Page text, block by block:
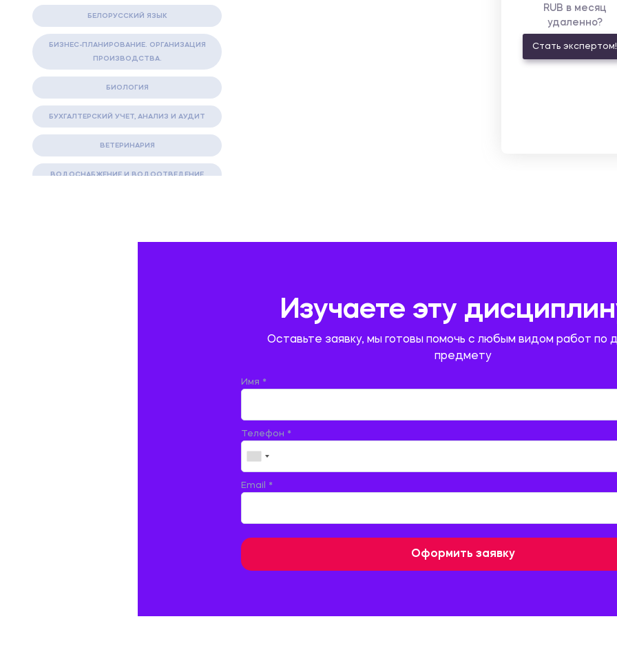
БЕЛОРУССКИЙ ЯЗЫК
БИЗНЕС-ПЛАНИРОВАНИЕ. ОРГАНИЗАЦИЯ
ПРОИЗВОДСТВА.
БИОЛОГИЯ
БУХГАЛТЕРСКИЙ УЧЕТ, АНАЛИЗ И АУДИТ
ВЕТЕРИНАРИЯ
ВОДОСНАБЖЕНИЕ И ВОДООТВЕДЕНИЕ
RUB в месяц
удаленно?
Стать экспертом!
Изучаете эту
Оставьте заявку, мы готовы помочь с любым видом работ по
предмету
Имя *
Телефон *
Email *